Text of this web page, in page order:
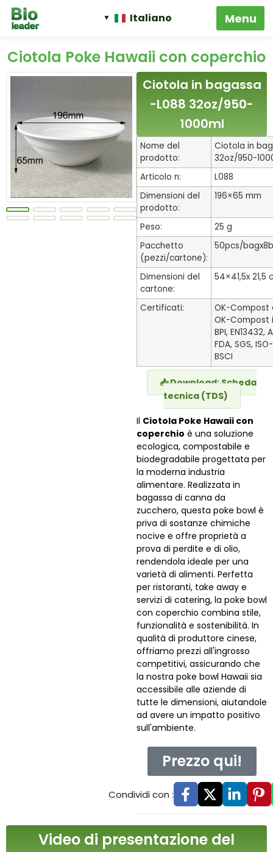
Italiano
Ciotola Poke Hawaii con coperchio
Ciotola in bagassa
-L088 32oz/950-
1000ml
Nome del
prodotto:
Ciotola in
32oz/950-
Articolo n:
L088
Dimensioni del
prodotto:
196×65 mm
Peso:
25 g
Pacchetto
(pezzi/cartone):
50pcs/
Dimensioni del
cartone:
54×41,5x 21,5
Certificati:
OK-Compost
OK-Compost
BPI, EN13432,
FDA, SGS,
BSCI
📥 Download: Scheda
tecnica (TDS)
Il Ciotola Poke Hawaii con
coperchio è una soluzione
ecologica, compostabile e
biodegradabile progettata per
la moderna industria
alimentare. Realizzata in
bagassa di canna da
zucchero, questa poke bowl è
priva di sostanze chimiche
nocive e offre proprietà a
prova di perdite e di olio,
rendendola ideale per una
varietà di alimenti. Perfetta
per ristoranti, take away e
servizi di catering, la poke bowl
con coperchio combina stile,
funzionalità e sostenibilità. In
qualità di produttore cinese,
offriamo prezzi all'ingrosso
competitivi, assicurando che
la nostra poke bowl Hawaii sia
accessibile alle aziende di
tutte le dimensioni, aiutandole
ad avere un impatto positivo
sull'ambiente.
Prezzo qui!
Condividi con :
Video di presentazione del